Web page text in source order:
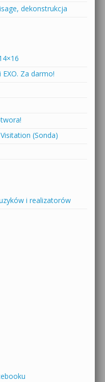
dekonstrukcja
Za darmo!
(Sonda)
i realizatorów